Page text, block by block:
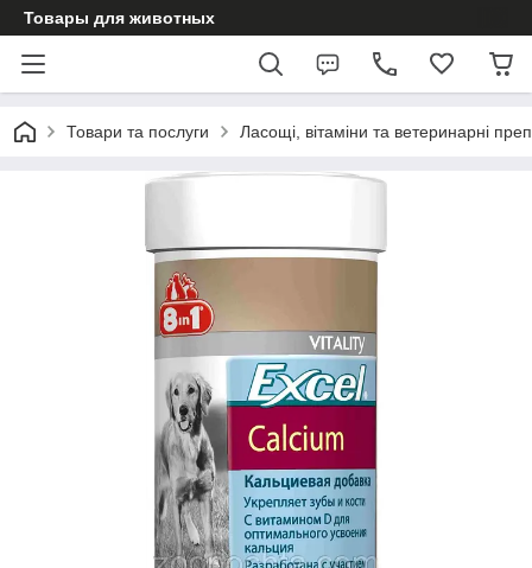
Товары для животных
Товари та послуги Ласощі, вітаміни та ветеринарні